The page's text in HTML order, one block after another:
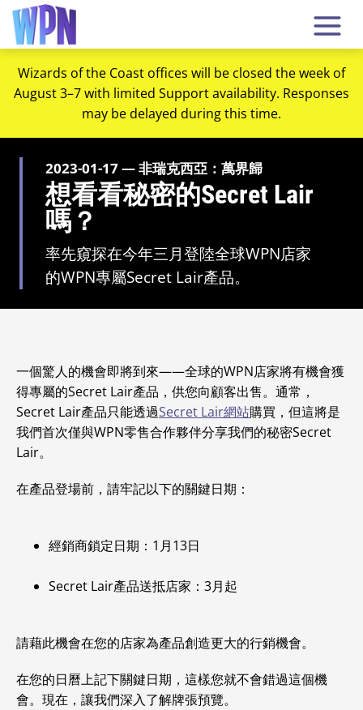
Wizards of the Coast offices will be closed the week of
August 3–7 with limited Support availability. Responses
may be delayed during this time.
2023-01-17 — 非瑞克西亞：萬界歸
想看看秘密的Secret Lair
嗎？
率先窺探在今年三月登陸全球WPN店家
的WPN專屬Secret Lair產品。
一個驚人的機會即將到來——全球的WPN店家將有機會獲
得專屬的Secret Lair產品，供您向顧客出售。通常，
Secret Lair產品只能透過Secret Lair網站購買，但這將是
我們首次僅與WPN零售合作夥伴分享我們的秘密Secret
Lair。
在產品登場前，請牢記以下的關鍵日期：
經銷商鎖定日期：1月13日
Secret Lair產品送抵店家：3月起
請藉此機會在您的店家為產品創造更大的行銷機會。
在您的日曆上記下關鍵日期，這樣您就不會錯過這個機
會。現在，讓我們深入了解牌張預覽。